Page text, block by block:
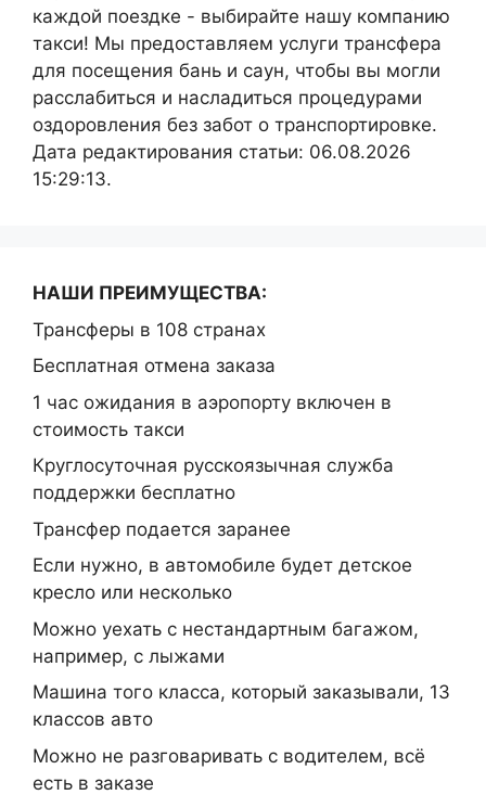
каждой поездке - выбирайте нашу компанию
такси! Мы предоставляем услуги трансфера
для посещения бань и саун, чтобы вы могли
расслабиться и насладиться процедурами
оздоровления без забот о транспортировке.
Дата редактирования статьи: 06.08.2026
15:29:13.
НАШИ ПРЕИМУЩЕСТВА:
Трансферы в 108 странах
Бесплатная отмена заказа
1 час ожидания в аэропорту включен в
стоимость такси
Круглосуточная русскоязычная служба
поддержки бесплатно
Трансфер подается заранее
Если нужно, в автомобиле будет детское
кресло или несколько
Можно уехать с нестандартным багажом,
например, с лыжами
Машина того класса, который заказывали, 13
классов авто
Можно не разговаривать с водителем, всё
есть в заказе